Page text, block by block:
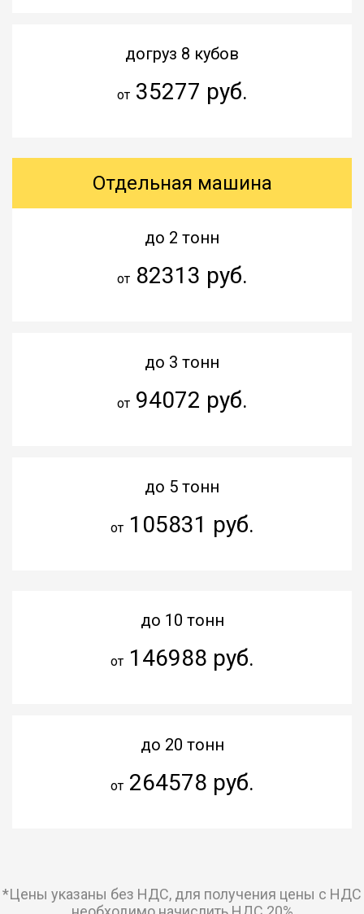
догруз 8 кубов
от35277 руб.
Отдельная машина
до 2 тонн
от82313 руб.
до 3 тонн
от94072 руб.
до 5 тонн
от105831 руб.
до 10 тонн
от146988 руб.
до 20 тонн
от264578 руб.
*Цены указаны без НДС, для получения цены с НДС